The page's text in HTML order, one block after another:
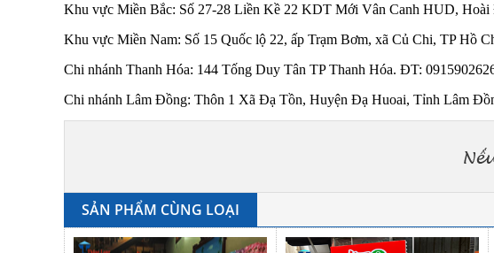
Khu vực Miền Bắc: Số 27-28 Liền Kề 22 KDT Mới Vân Canh HUD,
Khu vực Miền Nam: Số 15 Quốc lộ 22, ấp Trạm Bơm, xã Củ Chi, TP Hồ
Chi nhánh Thanh Hóa: 144 Tống Duy Tân TP Thanh Hóa. ĐT:
Chi nhánh Lâm Đồng: Thôn 1 Xã Đạ Tồn, Huyện Đạ Huoai, Tỉnh Lâm
SẢN PHẨM CÙNG LOẠI